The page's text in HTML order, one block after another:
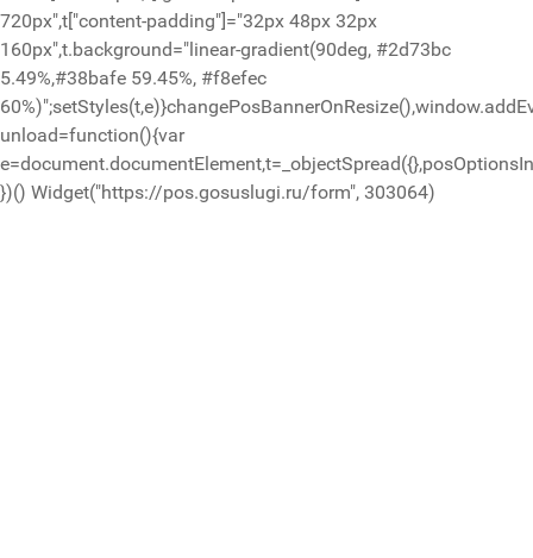
720px",t["content-padding"]="32px 48px 32px
160px",t.background="linear-gradient(90deg, #2d73bc
5.49%,#38bafe 59.45%, #f8efec
unload=function(){var
})() Widget("https://pos.gosuslugi.ru/form", 303064)